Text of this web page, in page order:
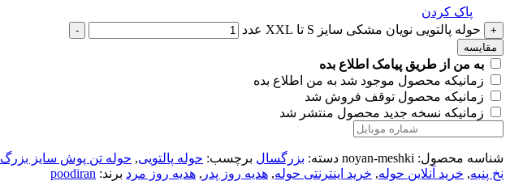
پاک کردن
+ حوله پالتویی نویان مشکی سایز S تا XXL عدد
-
مقایسه
به من از طریق پیامک اطلاع بده
زمانیکه محصول موجود شد به من اطلاع بده
زمانیکه محصول توقف فروش شد
زمانیکه نسخه جدید محصول منتشر شد
شناسه محصول: noyan-meshki دسته: بزرگسال برچسب: حوله پالتویی, حوله تن پوش سایز بزرگ
نخ پنبه, خرید آنلاین حوله, خرید اینترنتی حوله, هدیه روز پدر , هدیه روز مرد برند: poodiran